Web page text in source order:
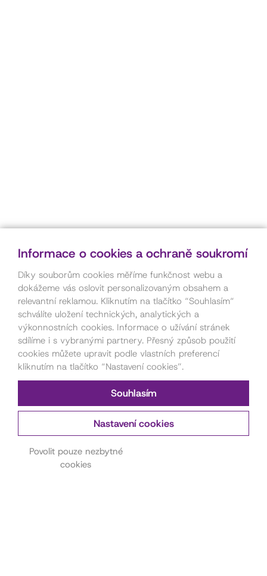
Kontakt pro pořadatele
akcí
Informace o cookies a ochraně soukromí
Díky souborům cookies měříme funkčnost webu a
dokážeme vás oslovit personalizovaným obsahem a
relevantní reklamou. Kliknutím na tlačítko “Souhlasím“
schválíte uložení technických, analytických a
výkonnostních cookies. Informace o užívání stránek
sdílíme i s vybranými partnery. Přesný způsob použití
cookies můžete upravit podle vlastních preferencí
kliknutím na tlačítko “Nastavení cookies”.
Souhlasím
Nastavení cookies
Povolit pouze nezbytné
cookies